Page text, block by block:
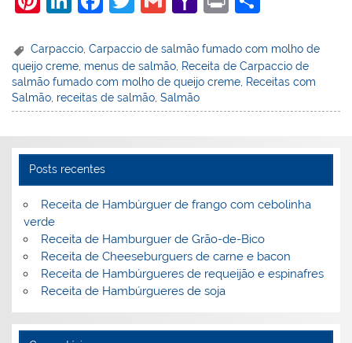
er
e
st
k
e
dI
c
e
b
o
k
itt
er
ai
l
h
o
o
ai
t
ar
e
Carpaccio ,Carpaccio de salmão fumado com molho de
queijo creme menus de salmão Receita de Carpaccio de
salmão fumado com molho de queijo creme Receitas com
Salmão receitas de salmão ,Salmão
Posts recentes
Receita de Hambúrguer de frango com cebolinha
verde
Receita de Hamburguer de Grão-de-Bico
Receita de Cheeseburguers de carne e bacon
Receita de Hambúrgueres de requeijão e espinafres
Receita de Hambúrgueres de soja